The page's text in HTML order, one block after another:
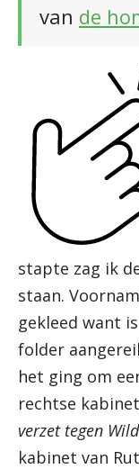
van de
stapte zag ik
staan.
gekleed want
folder
het ging om
rechtse
verzet tegen
kabinet van